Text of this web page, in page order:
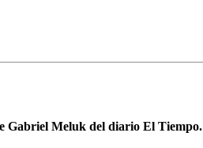
Gabriel Meluk del diario El Tiempo.